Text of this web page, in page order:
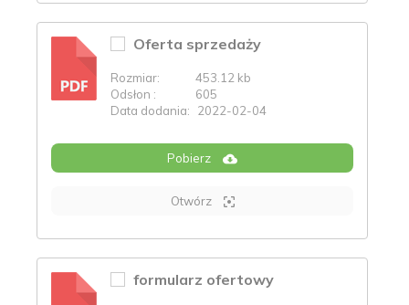
PDF
Oferta sprzedaży
Rozmiar:
453.12 kb
Odsłon :
605
Data dodania:
2022-02-04
Pobierz
Otwórz
formularz ofertowy